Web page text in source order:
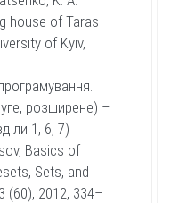
house of Taras
of Kyiv,
розширене) –
1, 6, 7)
Basics of
Sets, and
(60), 2012, 334–